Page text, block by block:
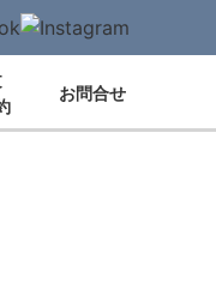
お問合せ